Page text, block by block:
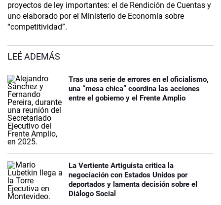
proyectos de ley importantes: el de Rendición de Cuentas y
uno elaborado por el Ministerio de Economía sobre
“competitividad”.
LEÉ ADEMÁS
Tras una serie de errores en el oficialismo,
una “mesa chica” coordina las acciones
entre el gobierno y el Frente Amplio
La Vertiente Artiguista critica la
negociación con Estados Unidos por
deportados y lamenta decisión sobre el
Diálogo Social